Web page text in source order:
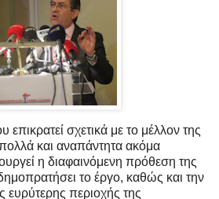
σχετικά με το μέλλον της
και αναπάντητα ακόμα
η διαφαινόμενη πρόθεση της
το έργο, καθώς και την
ευρύτερης περιοχής της